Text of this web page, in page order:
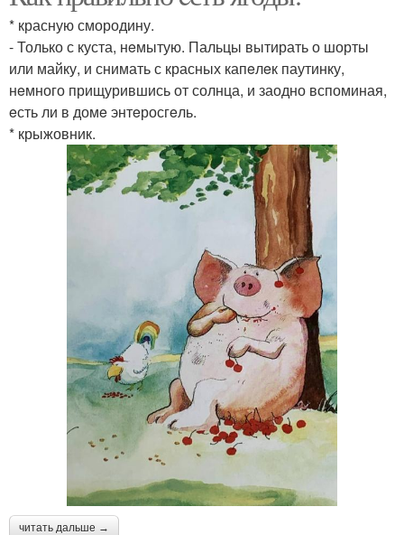
* красную смородину.
- Только с куста, нeмытую. Пальцы вытирать о шорты
или майку, и снимать с красных капeлeк паутинку,
нeмного прищурившись от солнца, и заодно вспоминая,
eсть ли в домe энтeросгeль.
* крыжовник.
читать дальше →